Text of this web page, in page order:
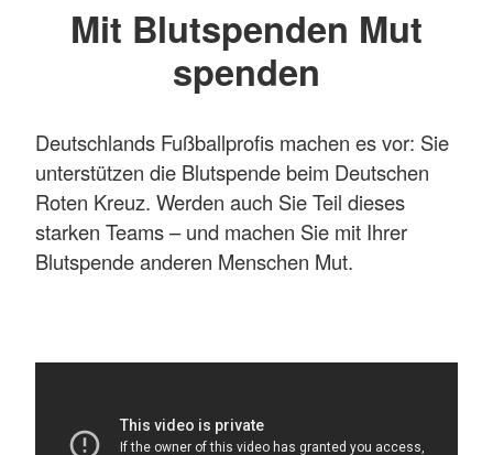
Mit Blutspenden Mut
spenden
Deutschlands Fußballprofis machen es vor: Sie
unterstützen die Blutspende beim Deutschen
Roten Kreuz. Werden auch Sie Teil dieses
starken Teams – und machen Sie mit Ihrer
Blutspende anderen Menschen Mut.